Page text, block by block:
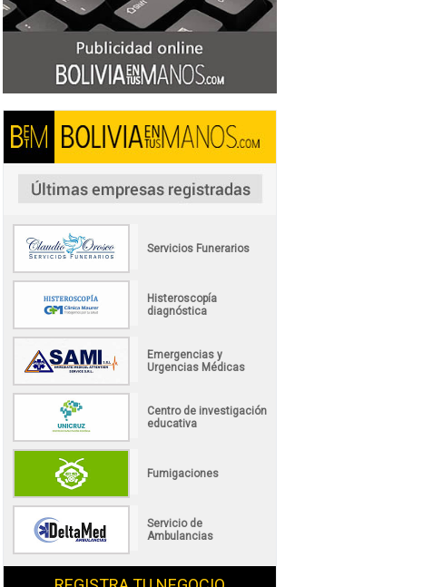
Servicios Funerarios
Histeroscopía
diagnóstica
Emergencias y
Urgencias Médicas
Centro de investigación
educativa
Fumigaciones
Servicio de
Ambulancias